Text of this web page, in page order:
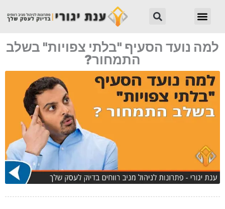
תפריט חיפוש
למה נועד הסעיף "בלתי צפויות" בשלב
התמחור?